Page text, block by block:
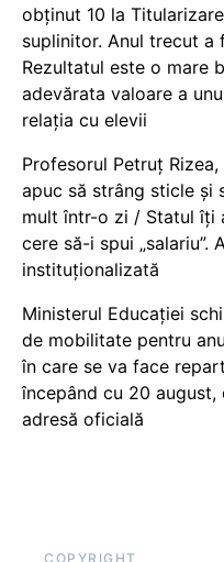
obținut 10 la
suplinitor. Anul trecut a
Rezultatul este o mare
adevărata valoare a
relația cu elevii
Profesorul Petruț
apuc să strâng sticle și
mult într-o zi / Statul îți
cere să-i spui „salariu”.
instituționalizată
Ministerul Educației
de mobilitate pentru
în care se va face
începând cu 20
adresă oficială
COPYRIGHT